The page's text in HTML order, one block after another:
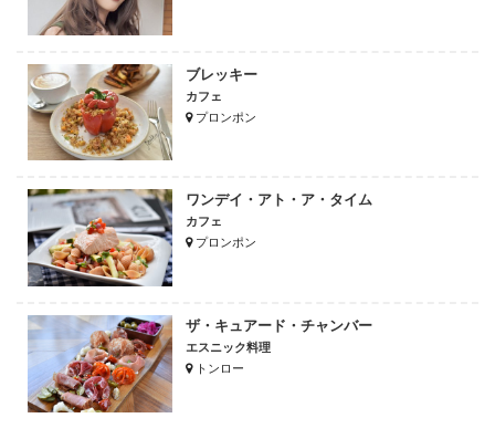
ブレッキー
カフェ
プロンポン
ワンデイ・アト・ア・タイム
カフェ
プロンポン
ザ・キュアード・チャンバー
エスニック料理
トンロー